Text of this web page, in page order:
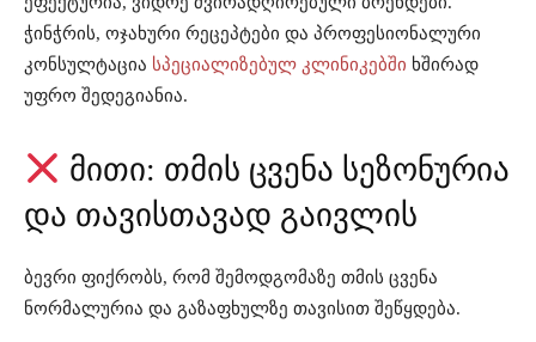
ჭინჭრის, ოჯახური რეცეპტები და პროფესიონალური
კონსულტაცია სპეციალიზებულ კლინიკებში ხშირად
უფრო შედეგიანია.
მითი: თმის ცვენა სეზონურია
და თავისთავად გაივლის
ბევრი ფიქრობს, რომ შემოდგომაზე თმის ცვენა
ნორმალურია და გაზაფხულზე თავისით შეწყდება.